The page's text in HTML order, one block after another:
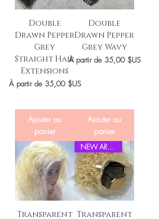
Double
Drawn Pepper
Grey
Straight Hair
Extensions
À partir de 35,00 $US
Prix promotionnel
Ajouter au
panier
Double
Drawn Pepper
Grey Wavy
À partir de 35,00 $US
Prix promotionnel
Ajouter au
panier
Transparent
NEW ARRIVEL
Transparent